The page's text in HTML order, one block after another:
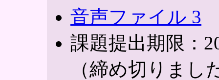
音声ファイル 3
課題提出期限：
（締め切りまし